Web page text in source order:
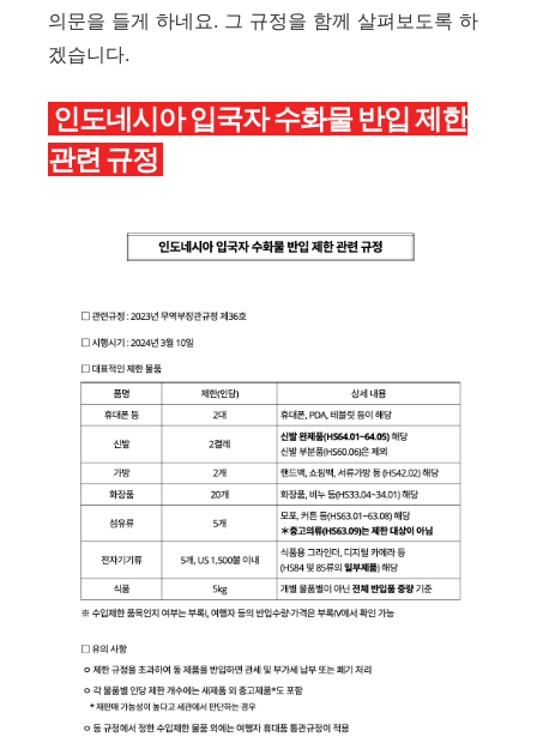
의문을 들게 하네요. 그 규정을 함께 살펴보도록 하
겠습니다.
인도네시아 입국자 수화물 반입 제한
관련 규정